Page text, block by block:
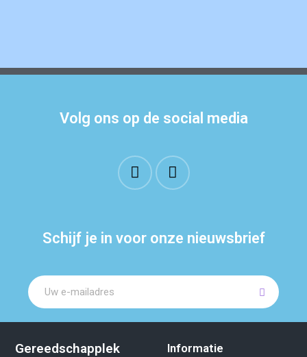
Volg ons op de social media
Schijf je in voor onze nieuwsbrief
Gereedschapplek Informatie